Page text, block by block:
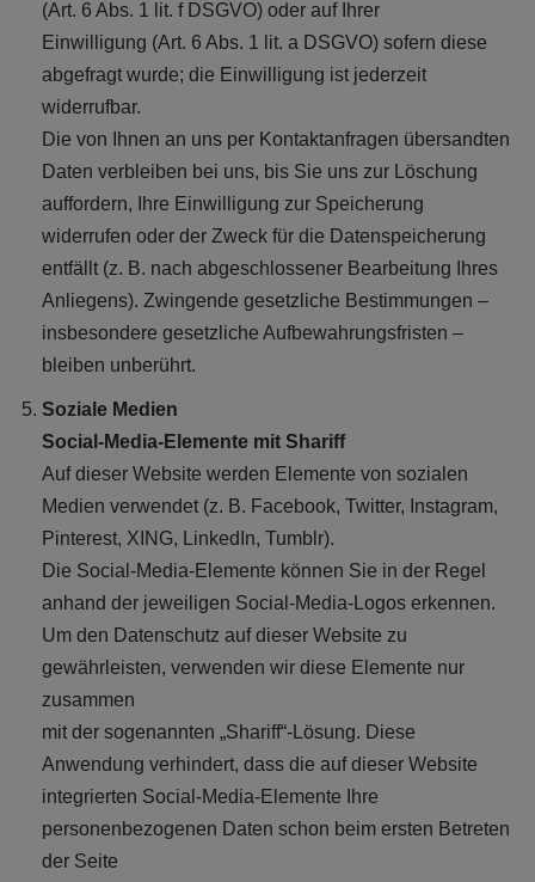
(Art. 6 Abs. 1 lit. f DSGVO) oder auf Ihrer
Einwilligung (Art. 6 Abs. 1 lit. a DSGVO) sofern diese
abgefragt wurde; die Einwilligung ist jederzeit
widerrufbar.
Die von Ihnen an uns per Kontaktanfragen übersandten
Daten verbleiben bei uns, bis Sie uns zur Löschung
auffordern, Ihre Einwilligung zur Speicherung
widerrufen oder der Zweck für die Datenspeicherung
entfällt (z. B. nach abgeschlossener Bearbeitung Ihres
Anliegens). Zwingende gesetzliche Bestimmungen –
insbesondere gesetzliche Aufbewahrungsfristen –
bleiben unberührt.
Soziale Medien
Social-Media-Elemente mit Shariff
Auf dieser Website werden Elemente von sozialen
Medien verwendet (z. B. Facebook, Twitter, Instagram,
Pinterest, XING, LinkedIn, Tumblr).
Die Social-Media-Elemente können Sie in der Regel
anhand der jeweiligen Social-Media-Logos erkennen.
Um den Datenschutz auf dieser Website zu
gewährleisten, verwenden wir diese Elemente nur
zusammen
mit der sogenannten „Shariff“-Lösung. Diese
Anwendung verhindert, dass die auf dieser Website
integrierten Social-Media-Elemente Ihre
personenbezogenen Daten schon beim ersten Betreten
der Seite